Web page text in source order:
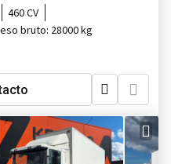
460 CV
bruto: 28000 kg